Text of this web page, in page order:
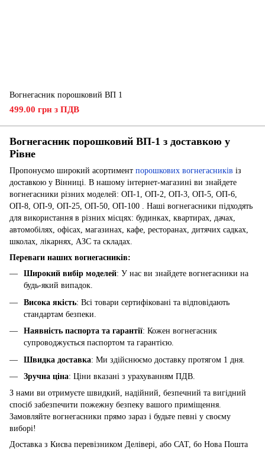
Вогнегасник порошковий ВП 1
499.00 грн з ПДВ
Вогнегасник порошковий ВП-1 з доставкою у
Рівне
Пропонуємо широкий асортимент порошкових вогнегасників із
доставкою у Вінниці. В нашому інтернет-магазині ви знайдете
вогнегасники різних моделей: ОП-1, ОП-2, ОП-3, ОП-5, ОП-6,
ОП-8, ОП-9, ОП-25, ОП-50, ОП-100 . Наші вогнегасники підходять
для використання в різних місцях: будинках, квартирах, дачах,
автомобілях, офісах, магазинах, кафе, ресторанах, дитячих садках,
школах, лікарнях, АЗС та складах.
Переваги наших вогнегасників:
Широкий вибір моделей: У нас ви знайдете вогнегасники на
будь-який випадок.
Висока якість: Всі товари сертифіковані та відповідають
стандартам безпеки.
Наявність паспорта та гарантії: Кожен вогнегасник
супроводжується паспортом та гарантією.
Швидка доставка: Ми здійснюємо доставку протягом 1 дня.
Зручна ціна: Ціни вказані з урахуванням ПДВ.
З нами ви отримуєте швидкий, надійний, безпечний та вигідний
спосіб забезпечити пожежну безпеку вашого приміщення.
Замовляйте вогнегасники прямо зараз і будьте певні у своєму
виборі!
Доставка з Києва перевізником Делівері, або САТ, бо Нова Пошта